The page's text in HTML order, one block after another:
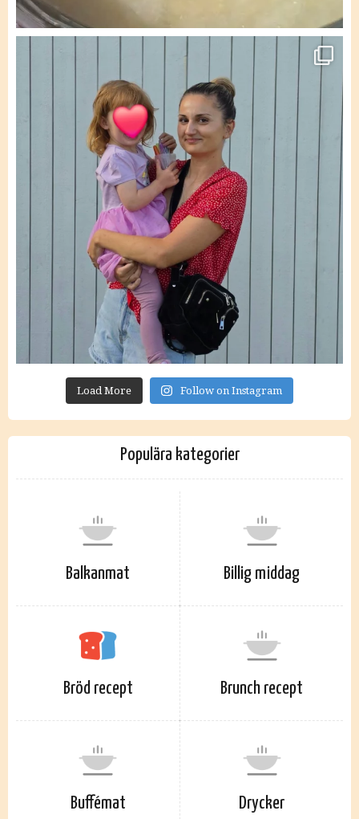
Load More Follow on Instagram
Populära kategorier
Balkanmat Billig middag
Bröd recept Brunch recept
Buffémat Drycker